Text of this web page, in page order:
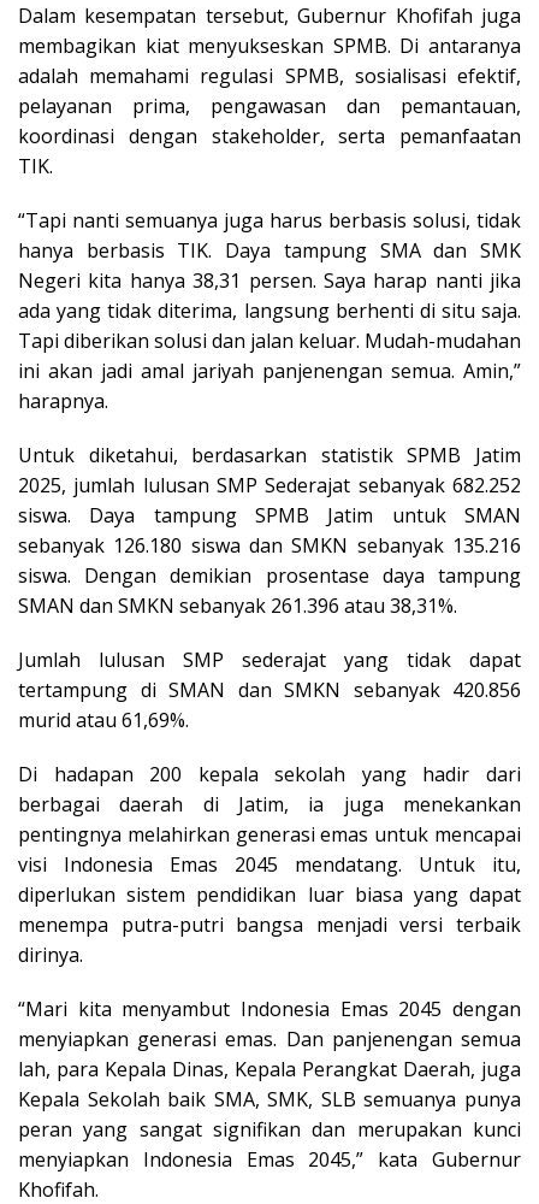
Dalam kesempatan tersebut, Gubernur Khofifah juga
membagikan kiat menyukseskan SPMB. Di antaranya
adalah memahami regulasi SPMB, sosialisasi efektif,
pelayanan prima, pengawasan dan pemantauan,
koordinasi dengan stakeholder, serta pemanfaatan
TIK.
“Tapi nanti semuanya juga harus berbasis solusi, tidak
hanya berbasis TIK. Daya tampung SMA dan SMK
Negeri kita hanya 38,31 persen. Saya harap nanti jika
ada yang tidak diterima, langsung berhenti di situ saja.
Tapi diberikan solusi dan jalan keluar. Mudah-mudahan
ini akan jadi amal jariyah panjenengan semua. Amin,”
harapnya.
Untuk diketahui, berdasarkan statistik SPMB Jatim
2025, jumlah lulusan SMP Sederajat sebanyak 682.252
siswa. Daya tampung SPMB Jatim untuk SMAN
sebanyak 126.180 siswa dan SMKN sebanyak 135.216
siswa. Dengan demikian prosentase daya tampung
SMAN dan SMKN sebanyak 261.396 atau 38,31%.
Jumlah lulusan SMP sederajat yang tidak dapat
tertampung di SMAN dan SMKN sebanyak 420.856
murid atau 61,69%.
Di hadapan 200 kepala sekolah yang hadir dari
berbagai daerah di Jatim, ia juga menekankan
pentingnya melahirkan generasi emas untuk mencapai
visi Indonesia Emas 2045 mendatang. Untuk itu,
diperlukan sistem pendidikan luar biasa yang dapat
menempa putra-putri bangsa menjadi versi terbaik
dirinya.
“Mari kita menyambut Indonesia Emas 2045 dengan
menyiapkan generasi emas. Dan panjenengan semua
lah, para Kepala Dinas, Kepala Perangkat Daerah, juga
Kepala Sekolah baik SMA, SMK, SLB semuanya punya
peran yang sangat signifikan dan merupakan kunci
menyiapkan Indonesia Emas 2045,” kata Gubernur
Khofifah.